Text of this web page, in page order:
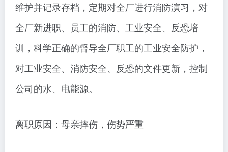
维护并记录存档，定期对全厂进行消防演习，对
全厂新进职、员工的消防、工业安全、反恐培
训，科学正确的督导全厂职工的工业安全防护，
对工业安全、消防安全、反恐的文件更新，控制
公司的水、电能源。
离职原因：母亲摔伤，伤势严重